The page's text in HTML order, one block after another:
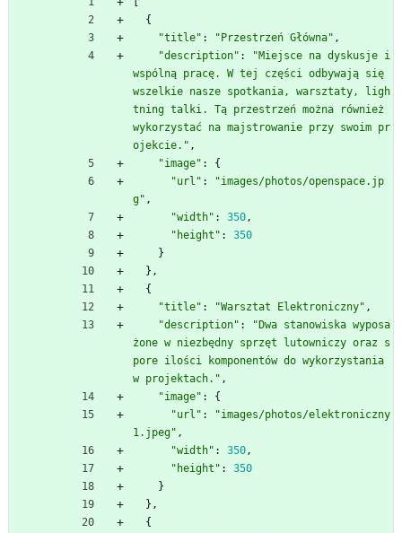
{
"title" : "Przestrzeń Główna" ,
"description" :
"Miejsce na dyskusje i
wspólną pracę. W tej części odbywają się
wszelkie nasze spotkania, warsztaty, ligh
tning talki. Tą przestrzeń można również
wykorzystać na majstrowanie przy swoim pr
ojekcie." ,
"image" :
{
"url" :
"images/photos/openspace.jp
g" ,
"width" : 350,
"height" :
350
}
} ,
{
"title" : "Warsztat Elektroniczny" ,
"description" :
"Dwa stanowiska wyposa
żone w niezbędny sprzęt lutowniczy oraz s
pore ilości komponentów do wykorzystania
w projektach." ,
"image" :
{
"url" :
"images/photos/elektroniczny
1.jpeg" ,
"width" : 350,
"height" :
350
}
} ,
{